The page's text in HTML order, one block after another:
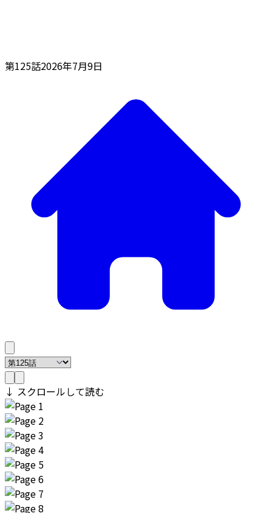
第125話2026年7月9日
↓ スクロールして読む